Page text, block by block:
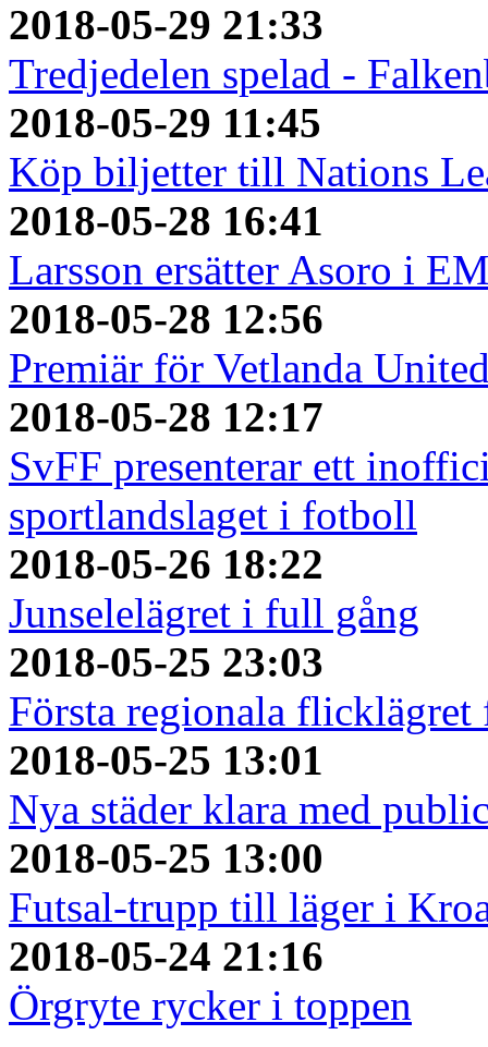
2018-05-29 21:33
Tredjedelen spelad -
2018-05-29 11:45
Köp biljetter till Nations
2018-05-28 16:41
Larsson ersätter Asoro i
2018-05-28 12:56
Premiär för Vetlanda
2018-05-28 12:17
SvFF presenterar ett
sportlandslaget i fotboll
2018-05-26 18:22
Junselelägret i full gång
2018-05-25 23:03
Första regionala
2018-05-25 13:01
Nya städer klara med
2018-05-25 13:00
Futsal-trupp till läger i
2018-05-24 21:16
Örgryte rycker i toppen